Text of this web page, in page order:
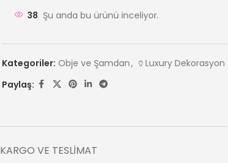
38 Şu anda bu ürünü inceliyor.
Kategoriler: Obje ve Şamdan, 🏺Luxury Dekorasyon
Paylaş:
KARGO VE TESLIMAT